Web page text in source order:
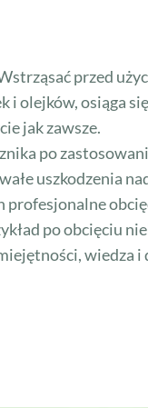
przed
osiąga
jak zawsze.
po
uszkodzenia
po obcięciu
wiedza